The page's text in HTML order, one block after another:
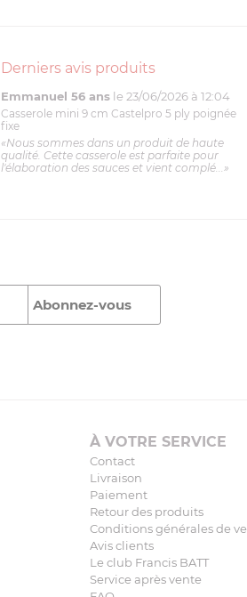
Derniers avis produits
Emmanuel 56 ans le 23/06/2026 à 12:04
Casserole mini 9 cm Castelpro 5 ply poignée
fixe
«Nous sommes dans un produit de haute
qualité. Cette casserole est parfaite pour
l'élaboration des sauces et vient complé...»
À VOTRE SERVICE
Contact
Livraison
Paiement
Retour des produits
Conditions générales de
Avis clients
Le club Francis BATT
Service après vente